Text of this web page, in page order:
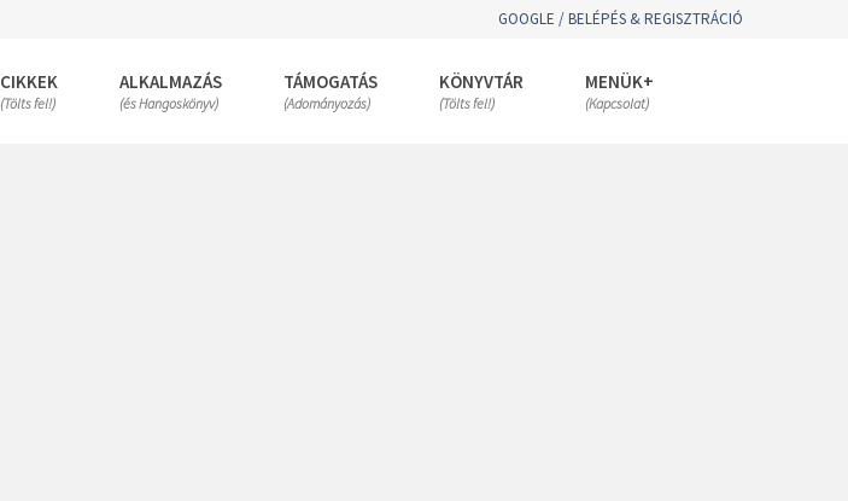
GOOGLE / BELÉPÉS & REGISZTRÁCIÓ
CIKKEK
(Tölts fel!)
ALKALMAZÁS
(és Hangoskönyv)
TÁMOGATÁS
(Adományozás)
KÖNYVTÁR
(Tölts fel!)
MENÜK+
(Kapcsolat)